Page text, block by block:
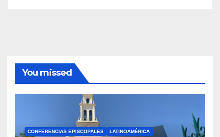
You missed
CONFERENCIAS EPISCOPALES LATINOAMÉRICA